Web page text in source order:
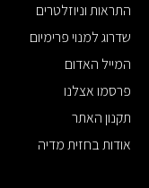
התראות וניוזלטרים
שדרוג למנוי פרימיום
המייל האדום
פרסמו אצלנו
תקנון האתר
אודות בחזית מדיה